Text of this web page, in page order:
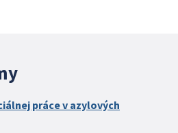
práce v azylových